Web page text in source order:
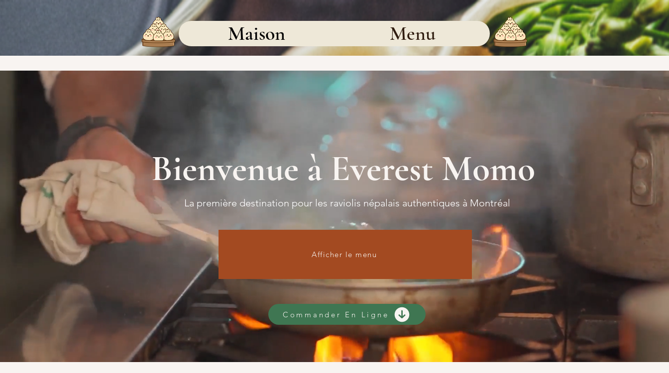
Maison Menu
Bienvenue à Everest Momo
La première destination pour les raviolis népalais authentiques à Montréal
Afficher le menu
Commander En Ligne